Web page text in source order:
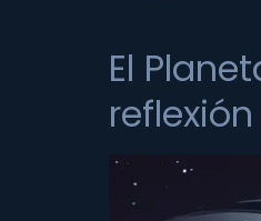
El
reflexión